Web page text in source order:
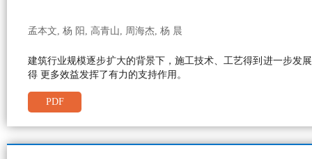
孟本文, 杨 阳, 高青山, 周海杰, 杨 晨
建筑行业规模逐步扩大的背景下，施工技术、工艺得到进一步发
得 更多效益发挥了有力的支持作用。
PDF